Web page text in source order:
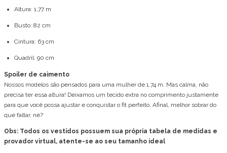
Altura: 1,77 m
Busto: 82 cm
Cintura: 63 cm
Quadril: 90 cm
Spoiler de caimento
Nossos modelos são pensados para uma mulher de 1,74 m. Mas calma, não
precisa ter essa altura! Deixamos um tecido extra no comprimento justamente
para que você possa ajustar e conquistar o fit perfeito. Afinal, melhor sobrar do
que faltar, né?
Obs: Todos os vestidos possuem sua própria tabela de medidas e
provador virtual, atente-se ao seu tamanho ideal